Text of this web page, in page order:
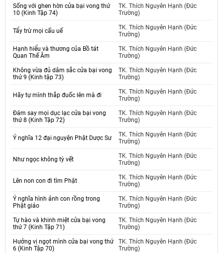
Sống với ghen hờn cửa bại vong thứ
10 (Kinh Tập 74)
TK. Thích Nguyên Hạnh (Đức
Trường)
Tẩy trừ mọi cấu uế
TK. Thích Nguyên Hạnh (Đức
Trường)
Hạnh hiểu và thương của Bồ tát
Quan Thế Âm
TK. Thích Nguyên Hạnh (Đức
Trường)
Không vừa đủ dâm sắc cửa bại vong
thứ 9 (Kinh tập 73)
TK. Thích Nguyên Hạnh (Đức
Trường)
Hãy tự mình thắp đuốc lên mà đi
TK. Thích Nguyên Hạnh (Đức
Trường)
Đám say mọi dục lạc cửa bại vong
thứ 8 (Kinh Tập 72)
TK. Thích Nguyên Hạnh (Đức
Trường)
Ý nghĩa 12 đại nguyện Phật Dược Sư
TK. Thích Nguyên Hạnh (Đức
Trường)
Như ngọc không tỳ vết
TK. Thích Nguyên Hạnh (Đức
Trường)
Lên non con đi tìm Phật
TK. Thích Nguyên Hạnh (Đức
Trường)
Ý nghĩa hình ảnh con rồng trong
Phật giáo
TK. Thích Nguyên Hạnh (Đức
Trường)
Tự hào và khinh miệt cửa bại vong
thứ 7 (Kinh Tập 71)
TK. Thích Nguyên Hạnh (Đức
Trường)
Hưởng vị ngọt mình cửa bại vong thứ
6 (Kinh Tập 70)
TK. Thích Nguyên Hạnh (Đức
Trường)